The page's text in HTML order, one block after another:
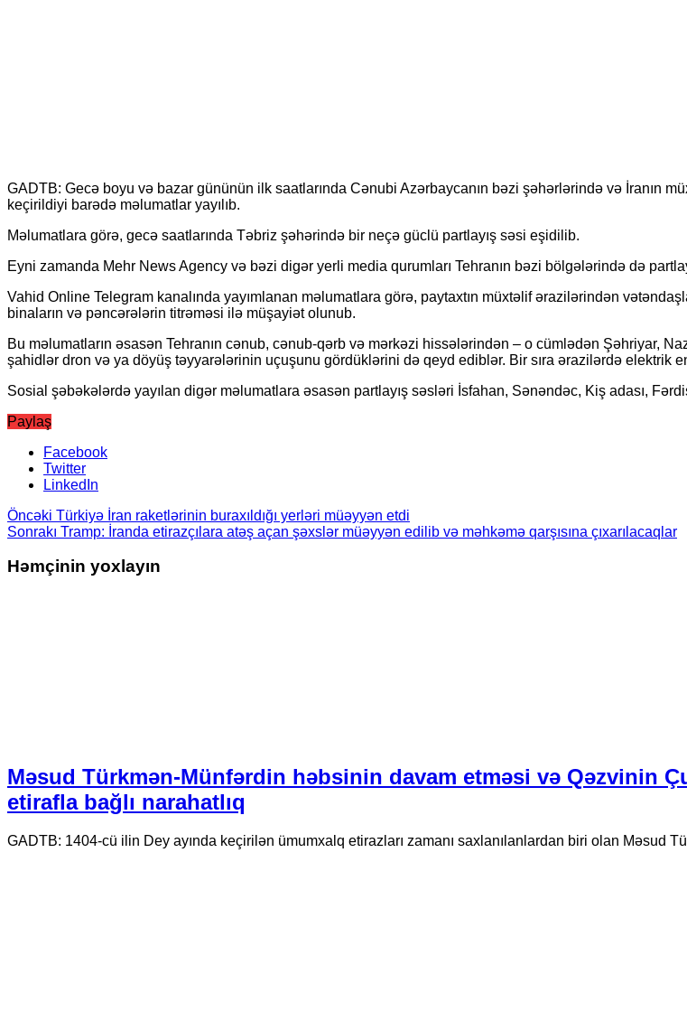
GADTB: Gecə boyu və bazar gününün ilk saatlarında Cənubi Azərbaycanın bəzi şəhərlərində və İranın
keçirildiyi barədə məlumatlar yayılıb.
Məlumatlara görə, gecə saatlarında Təbriz şəhərində bir neçə güclü partlayış səsi eşidilib.
Eyni zamanda Mehr News Agency və bəzi digər yerli media qurumları Tehranın bəzi bölgələrində də
Vahid Online Telegram kanalında yayımlanan məlumatlara görə, paytaxtın müxtəlif ərazilərindən
binaların və pəncərələrin titrəməsi ilə müşayiət olunub.
Bu məlumatların əsasən Tehranın cənub, cənub-qərb və mərkəzi hissələrindən – o cümlədən Şəhriyar,
şahidlər dron və ya döyüş təyyarələrinin uçuşunu gördüklərini də qeyd ediblər. Bir sıra ərazilərdə elektrik
Sosial şəbəkələrdə yayılan digər məlumatlara əsasən partlayış səsləri İsfahan, Sənəndəc, Kiş adası,
Paylaş
Facebook
Twitter
LinkedIn
Öncəki Türkiyə İran raketlərinin buraxıldığı yerləri müəyyən etdi
Sonrakı Tramp: İranda etirazçılara atəş açan şəxslər müəyyən edilib və məhkəmə qarşısına çıxarılacaqlar
Həmçinin yoxlayın
Məsud Türkmən-Münfərdin həbsinin davam etməsi və Qəzvinin
etirafla bağlı narahatlıq
GADTB: 1404-cü ilin Dey ayında keçirilən ümumxalq etirazları zamanı saxlanılanlardan biri olan Məsud